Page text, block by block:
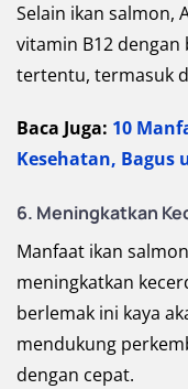
Selain ikan salmon,
vitamin B12 dengan
tertentu, termasuk
Baca Juga: 10
Kesehatan, Bagus
6. Meningkatkan
Manfaat ikan
meningkatkan
berlemak ini kaya
mendukung
dengan cepat.